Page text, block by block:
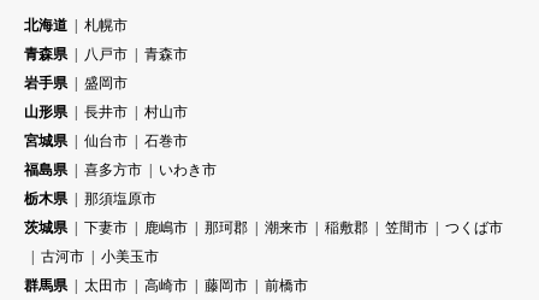
北海道
札幌市
青森県
八戸市
青森市
岩手県
盛岡市
山形県
長井市
村山市
宮城県
仙台市
石巻市
福島県
喜多方市
いわき市
栃木県
那須塩原市
茨城県
下妻市 鹿嶋市 那珂郡 潮来市 稲敷郡 笠間市
つくば市
古河市
小美玉市
群馬県
太田市 高崎市 藤岡市
前橋市